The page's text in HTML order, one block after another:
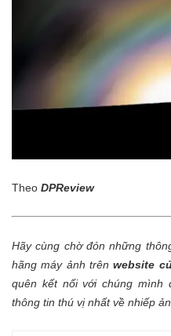
Theo DPReview
Hãy cùng chờ đón những
hãng máy ảnh trên website
quên kết nối với chúng mình
thông tin thú vị nhất về nhiếp